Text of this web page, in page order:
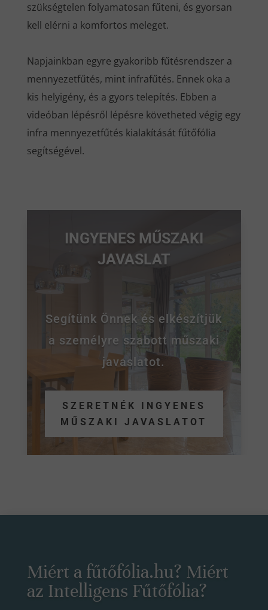
szükségtelen folyamatosan fűteni, és gyorsan
kell elérni a komfortos meleget.
Napjainkban egyre gyakoribb fűtésrendszer a
mennyezetfűtés, mint infrafűtés. Ennek oka a
kis helyigény, és a gyors telepítés. Ebben a
videóban lépésről lépésre követheted végig egy
infra mennyezetfűtés kialakítását fűtőfólia
segítségével.
INGYENES MŰSZAKI
JAVASLAT
Segítünk Önnek és elkészítjük
a személyre szabott műszaki
javaslatot.
SZERETNÉK INGYENES
MŰSZAKI JAVASLATOT
Miért a fűtőfólia.hu? Miért
az Intelligens Fűtőfólia?